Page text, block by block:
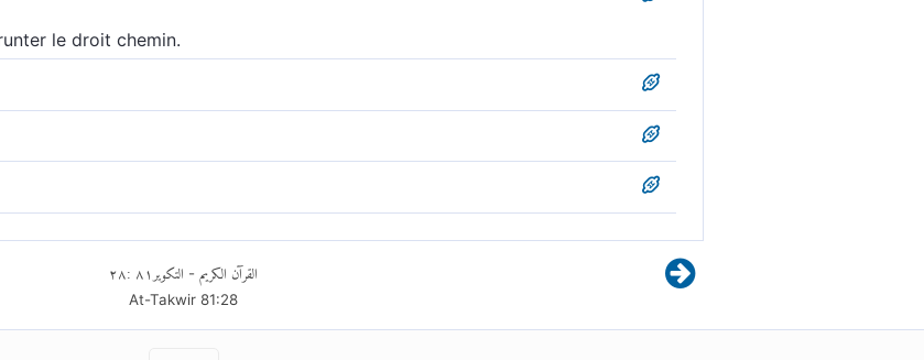
le droit chemin.
la bonne direction.
prendre le droit chemin
القرآن الكريم - التكوير٨١:٢٨
At-Takwir 81:28